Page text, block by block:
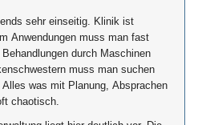
sehr einseitig. Klinik ist
Anwendungen muss man fast
durch Maschinen
muss man suchen
was mit Planung, Absprachen
chaotisch.